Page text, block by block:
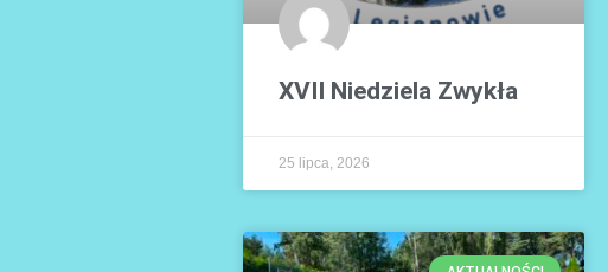
XVII Niedziela Zwykła
25 lipca, 2026